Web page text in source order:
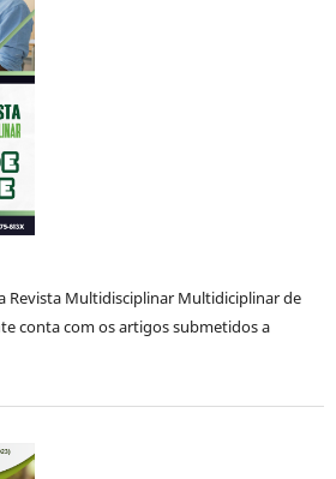
Revista Multidisciplinar Multidiciplinar de
conta com os artigos submetidos a